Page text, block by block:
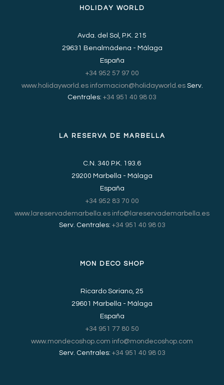
HOLIDAY WORLD
Avda. del Sol, P.K. 215
29631 Benalmádena - Málaga
España
+34 952 57 97 00
www.holidayworld.es informacion@holidayworld.esServ.
Centrales: +34 951 40 98 03
LA RESERVA DE MARBELLA
C.N. 340 P.K. 193.6
29200 Marbella - Málaga
España
+34 952 83 70 00
www.lareservademarbella.es info@lareservademarbella.es
Serv. Centrales: +34 951 40 98 03
MON DECO SHOP
Ricardo Soriano, 25
29601 Marbella - Málaga
España
+34 951 77 80 50
www.mondecoshop.com info@mondecoshop.com
Serv. Centrales: +34 951 40 98 03